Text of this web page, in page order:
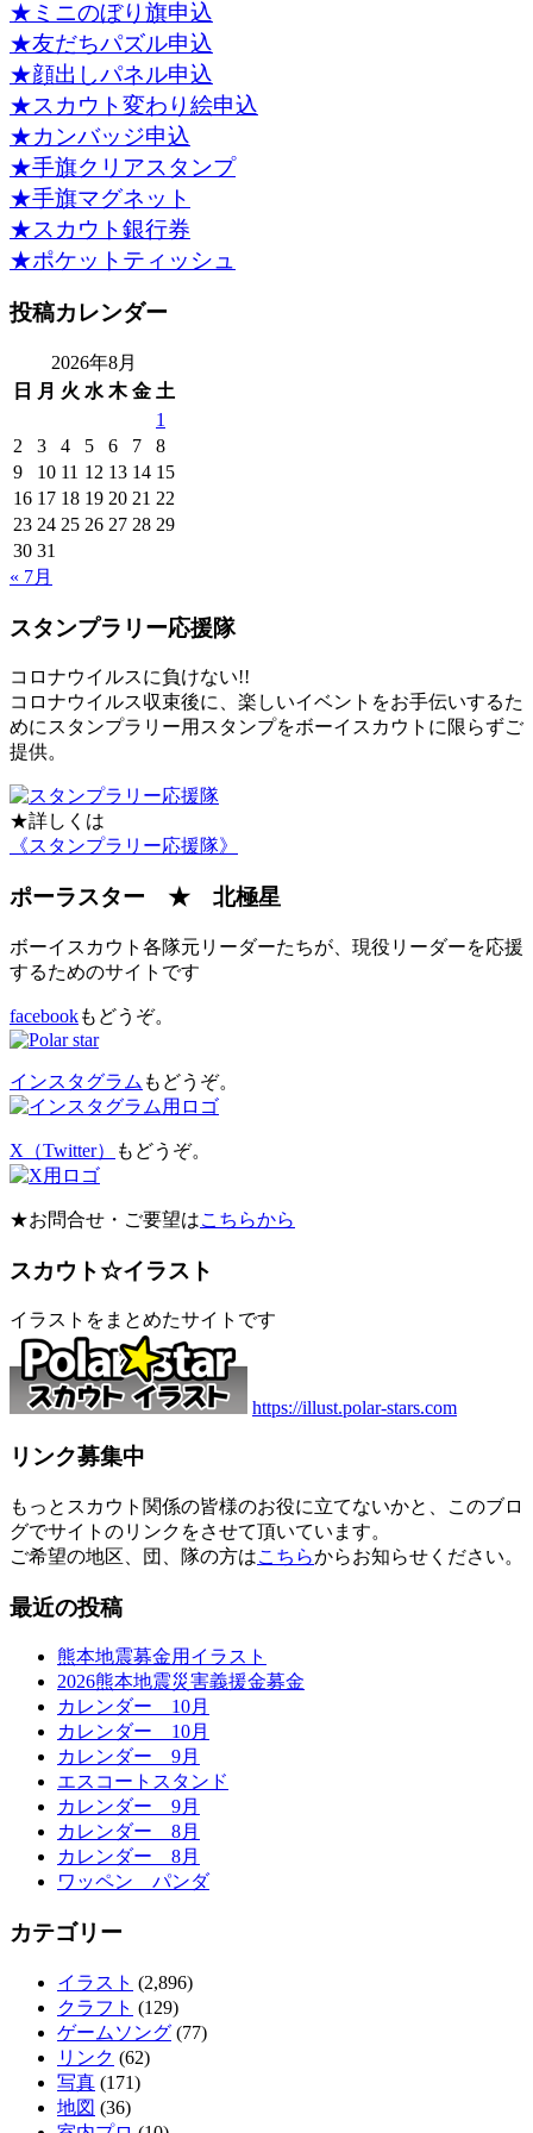
★ミニのぼり旗申込
★友だちパズル申込
★顔出しパネル申込
★スカウト変わり絵申込
★カンバッジ申込
★手旗クリアスタンプ
★手旗マグネット
★スカウト銀行券
★ポケットティッシュ
投稿カレンダー
2026年8月
日
月 火 水 木 金 土
1
2
3 4 5 6 7
8
9
10 11 12 13 14 15
16 17 18 19 20 21 22
23 24 25 26 27 28 29
30 31
« 7月
スタンプラリー応援隊
コロナウイルスに負けない!!
コロナウイルス収束後に、楽しいイベントをお手伝いするた
めにスタンプラリー用スタンプをボーイスカウトに限らずご
提供。
★詳しくは
《スタンプラリー応援隊》
ポーラスター ★ 北極星
ボーイスカウト各隊元リーダーたちが、現役リーダーを応援
するためのサイトです
facebookもどうぞ。
インスタグラム もどうぞ。
X（Twitter） もどうぞ。
★お問合せ・ご要望はこちらから
スカウト☆イラスト
イラストをまとめたサイトです
https://illust.polar-stars.com
リンク募集中
もっとスカウト関係の皆様のお役に立てないかと、このブロ
グでサイトのリンクをさせて頂いています。
ご希望の地区、団、隊の方はこちらからお知らせください。
最近の投稿
熊本地震募金用イラスト
2026熊本地震災害義援金募金
カレンダー 10月
カレンダー 10月
カレンダー 9月
エスコートスタンド
カレンダー 9月
カレンダー 8月
カレンダー 8月
ワッペン パンダ
カテゴリー
イラスト (2,896)
クラフト (129)
ゲームソング (77)
リンク (62)
写真 (171)
地図 (36)